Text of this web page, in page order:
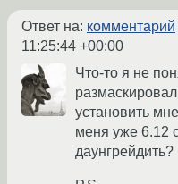
Ответ на: комментарий
11:25:44 +00:00
Что-то я не
установить
меня уже 6.12
даунгрейдить?